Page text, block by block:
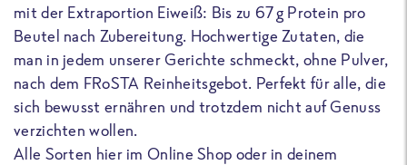
mit der Extraportion Eiweiß: Bis zu 67 g Protein pro
Beutel nach Zubereitung. Hochwertige Zutaten, die
man in jedem unserer Gerichte schmeckt, ohne Pulver,
nach dem FRoSTA Reinheitsgebot. Perfekt für alle, die
sich bewusst ernähren und trotzdem nicht auf Genuss
verzichten wollen.
Alle Sorten hier im Online Shop oder in deinem